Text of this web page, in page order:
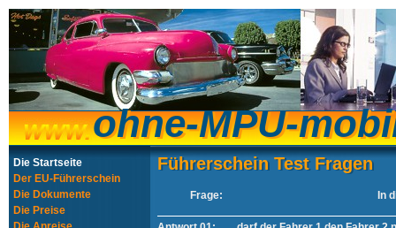
ohne-MPU-
ohne-MPU-
Die Startseite
Der EU-Führerschein
Die Dokumente
Die Preise
Führerschein Test Fragen
Führerschein Test Fragen
Frage: In